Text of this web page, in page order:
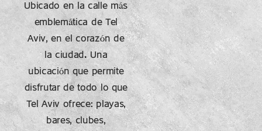
Ubicado en la calle más
emblemática de Tel
Aviv, en el corazón de
la ciudad. Una
ubicación que permite
disfrutar de todo lo que
Tel Aviv ofrece: playas,
bares, clubes,